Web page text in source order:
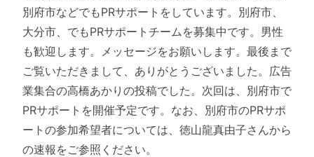
別府市などでもPRサポートをしています。別府市、
大分市、でもPRサポートチームを募集中です。男性
も歓迎します。メッセージをお願いします。最後まで
ご覧いただきまして、ありがとうございました。広告
業集合の高橋あかりの投稿でした。次回は、別府市で
PRサポートを開催予定です。なお、別府市のPRサポ
ートの参加希望者については、徳山龍真由子さんから
の速報をご参照ください。